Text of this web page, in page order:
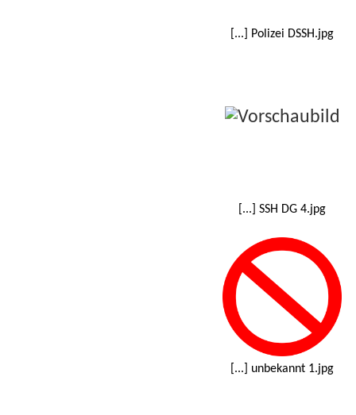
[...] Polizei DSSH.jpg
[...] SSH DG 4.jpg
[...] unbekannt 1.jpg